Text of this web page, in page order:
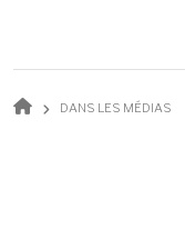
DANS LES MÉDIAS